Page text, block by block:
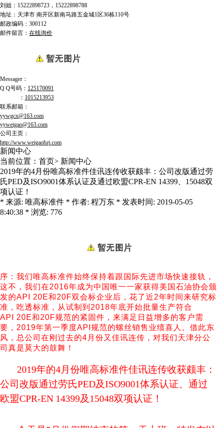
刘姐：15222898723， 15222898788
地址：天津市 南开区新南马路五金城1区36栋110号
邮政编码：300112
邮件留言： 在线询价
Messager：
Q Q号码： 125170091
： 1015213953
联系邮箱：
yywgcx@163.com
yyweigao@163.com
公司主页：
http://www.weigaobzj.com
新闻中心
当前位置： 首页> 新闻中心
2019年的4月份唯高标准件佳讯连传收获颇丰：公司改版通过劳
氏PED及ISO9001体系认证及通过欧盟CPR-EN 14399、15048双
项认证！
* 来源: 唯高标准件 * 作者: 程万东 * 发表时间: 2019-05-05
8:40:38 * 浏览: 776
序：我们唯高标准件始终保持着跟国际先进市场快速接轨，
这不，我们在2016年成为中国唯一一家获得美国石油协会颁
发的API 20E和20F双会标企业后，花了近2年时间来研究标
准，吃透标准，从试制到2018年底开始批量生产符合
API 20E和20F规范的紧固件，来满足日益增多的客户需
要，2019年第一季度API规范的螺丝销售业绩喜人。借此东
风，总公司在刚过去的4月份又佳讯连传，对我们天津分公
司真是莫大的鼓舞！
2019年的4月份唯高标准件佳讯连传收获颇丰：
公司改版通过劳氏PED及ISO9001体系认证、通过
欧盟CPR-EN 14399及15048双项认证！